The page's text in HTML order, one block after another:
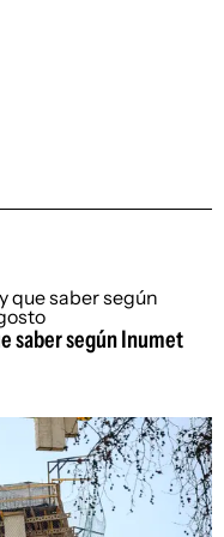
saber según Inumet